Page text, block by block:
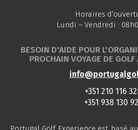
Horaires
Lundi – Vendredi :
BESOIN D'AIDE POUR
PROCHAIN VOYAGE DE
+351 210 116
+351 938 130